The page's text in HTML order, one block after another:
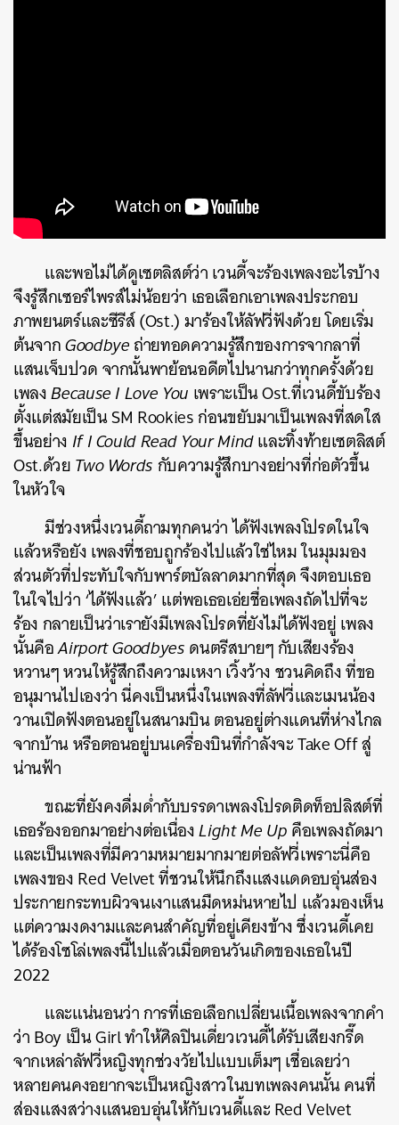
และพอไม่ได้ดูเซตลิสต์ว่า เวนดี้จะร้องเพลงอะไรบ้าง
จึงรู้สึกเซอร์ไพรส์ไม่น้อยว่า เธอเลือกเอาเพลงประกอบ
ภาพยนตร์และซีรีส์ (Ost.) มาร้องให้ลัฟวี่ฟังด้วย โดยเริ่ม
ต้นจากGoodbyeถ่ายทอดความรู้สึกของการจากลาที่
แสนเจ็บปวด จากนั้นพาย้อนอดีตไปนานกว่าทุกครั้งด้วย
เพลงBecause I Love You เพราะเป็น Ost.ที่เวนดี้ขับร้อง
ตั้งแต่สมัยเป็น SM Rookies ก่อนขยับมาเป็นเพลงที่สดใส
ขึ้นอย่าง If I Could Read Your Mindและทิ้งท้ายเซตลิสต์
Ost.ด้วยTwo Wordsกับความรู้สึกบางอย่างที่ก่อตัวขึ้น
ในหัวใจ
มีช่วงหนึ่งเวนดี้ถามทุกคนว่า ได้ฟังเพลงโปรดในใจ
แล้วหรือยัง เพลงที่ชอบถูกร้องไปแล้วใช่ไหม ในมุมมอง
ส่วนตัวที่ประทับใจกับพาร์ตบัลลาดมากที่สุด จึงตอบเธอ
ในใจไปว่า ‘ได้ฟังแล้ว’ แต่พอเธอเอ่ยชื่อเพลงถัดไปที่จะ
ร้อง กลายเป็นว่าเรายังมีเพลงโปรดที่ยังไม่ได้ฟังอยู่ เพลง
นั้นคือAirport Goodbyesดนตรีสบายๆ กับเสียงร้อง
หวานๆ หวนให้รู้สึกถึงความเหงา เวิ้งว้าง ชวนคิดถึง ที่ขอ
อนุมานไปเองว่า นี่คงเป็นหนึ่งในเพลงที่ลัฟวี่และเมนน้อง
วานเปิดฟังตอนอยู่ในสนามบิน ตอนอยู่ต่างแดนที่ห่างไกล
จากบ้าน หรือตอนอยู่บนเครื่องบินที่กำลังจะ Take Off สู่
น่านฟ้า
ขณะที่ยังคงดื่มด่ำกับบรรดาเพลงโปรดติดท็อปลิสต์ที่
เธอร้องออกมาอย่างต่อเนื่องLight Me Upคือเพลงถัดมา
และเป็นเพลงที่มีความหมายมากมายต่อลัฟวี่เพราะนี่คือ
เพลงของ Red Velvet ที่ชวนให้นึกถึงแสงแดดอบอุ่นส่อง
ประกายกระทบผิวจนเงาแสนมืดหม่นหายไป แล้วมองเห็น
แต่ความงดงามและคนสำคัญที่อยู่เคียงข้าง ซึ่งเวนดี้เคย
ได้ร้องโซโล่เพลงนี้ไปแล้วเมื่อตอนวันเกิดของเธอในปี
2022
และแน่นอนว่า การที่เธอเลือกเปลี่ยนเนื้อเพลงจากคำ
ว่า Boy เป็น Girl ทำให้ศิลปินเดี่ยวเวนดี้ได้รับเสียงกรี๊ด
จากเหล่าลัฟวี่หญิงทุกช่วงวัยไปแบบเต็มๆ เชื่อเลยว่า
หลายคนคงอยากจะเป็นหญิงสาวในบทเพลงคนนั้น คนที่
ส่องแสงสว่างแสนอบอุ่นให้กับเวนดี้และ Red Velvet